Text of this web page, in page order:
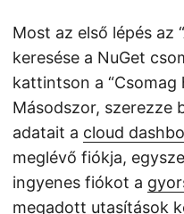
Most az első lépés az
keresése a NuGet
kattintson a “Csomag
Másodszor, szerezze
adatait a cloud
meglévő fiókja,
ingyenes fiókot a
megadott utasítások